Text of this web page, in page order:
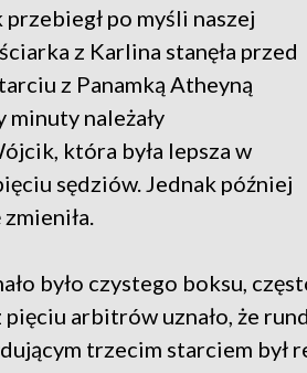
po myśli naszej
z Karlina stanęła przed
z Panamką Atheyną
należały
która była lepsza w
sędziów. Jednak później
było czystego boksu,
arbitrów uznało, że
trzecim starciem był